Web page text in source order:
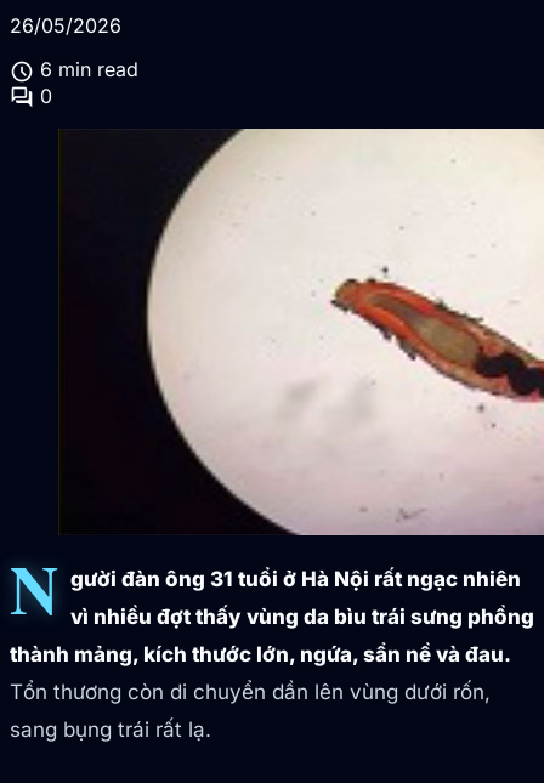
26/05/2026
schedule 6 min read
forum 0
N gười đàn ông 31 tuổi ở Hà Nội rất ngạc nhiên
vì nhiều đợt thấy vùng da bìu trái sưng phồng
thành mảng, kích thước lớn, ngứa, sẩn nề và đau.
Tổn thương còn di chuyển dần lên vùng dưới rốn,
sang bụng trái rất lạ.